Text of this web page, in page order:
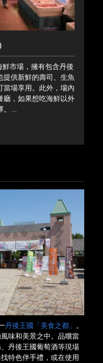
市場，擁有包含丹後
提供新鮮的壽司、生魚
當場享用。此外，場內
廳，如果想吃海鮮以外
…
丹後王國「美食之都」 。
味和美景之中。品嚐當
丹後王國葡萄酒等現場
特色伴手禮，或在使用